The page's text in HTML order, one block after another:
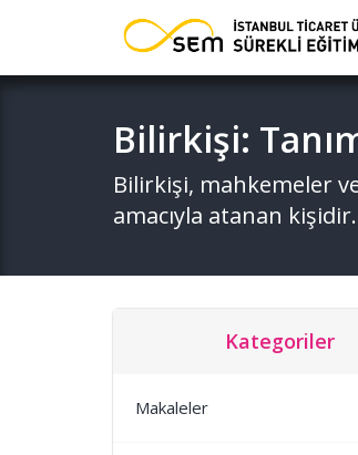
Bilirkişi:
Bilirkişi, mahkemeler
amacıyla atanan kişidir.
Kategoriler
Makaleler